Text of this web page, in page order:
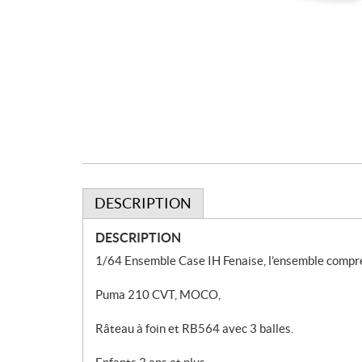
DESCRIPTION
DESCRIPTION
1/64 Ensemble Case IH Fenaise, l’ensemble
Puma 210 CVT, MOCO,
Râteau à foin et RB564 avec 3 balles.